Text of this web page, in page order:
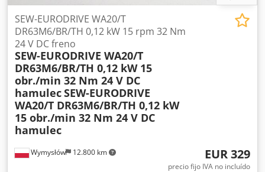
Wymysłów 12.800 km
SEW-EURODRIVE WA20/T
DR63M6/BR/TH 0,12 kW 15 rpm 32 Nm
24 V DC freno
SEW-EURODRIVE WA20/T
DR63M6/BR/TH 0,12 kW 15
obr./min 32 Nm 24 V DC
hamulecSEW-EURODRIVE
WA20/T DR63M6/BR/TH 0,12 kW
15 obr./min 32 Nm 24 V DC
hamulec
EUR 329
precio fijo IVA no incluído